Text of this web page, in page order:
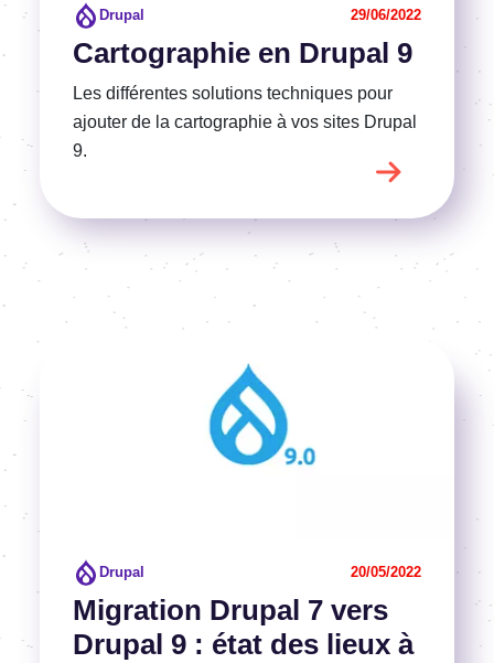
Cartographie en Drupal 9
Drupal 29/06/2022
Les différentes solutions techniques pour
ajouter de la cartographie à vos sites Drupal
9.
Migration Drupal 7 vers
Drupal 9 : état des lieux à
Drupal 20/05/2022